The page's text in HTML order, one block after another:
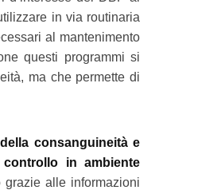
in via routinaria
al mantenimento
questi programmi si
ma che permette di
consanguineità e
in ambiente
alle informazioni